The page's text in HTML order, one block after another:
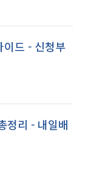
이드 - 신청부
정리 - 내일배